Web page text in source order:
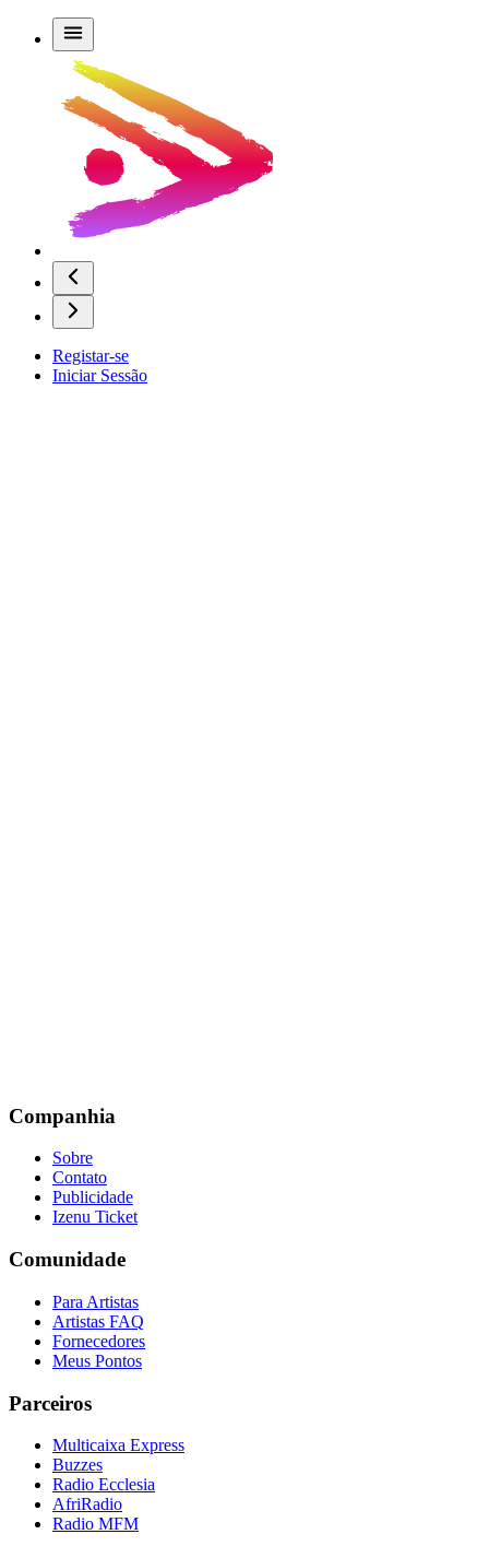
Registar-se
Iniciar Sessão
Companhia
Sobre
Contato
Publicidade
Izenu Ticket
Comunidade
Para Artistas
Artistas FAQ
Fornecedores
Meus Pontos
Parceiros
Multicaixa Express
Buzzes
Radio Ecclesia
AfriRadio
Radio MFM